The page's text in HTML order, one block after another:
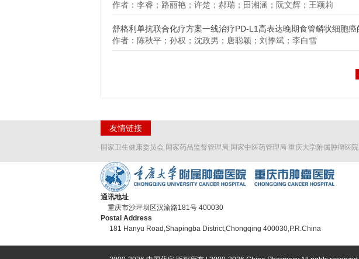
作者：李睿；路丽艳；许楚；郝瑞；田湘涵；阮文辉；王颖莉
舒格利单抗联合化疗方案一线治疗PD-L1高表达晚期食管鳞状细胞
作者：陈秋平；孙权；沈政男；唐聪颖；刘悸斌；李白雪
友情链接
国家卫生健康委员会 国家药品监督管理局 国家中医药管理局 重庆大学附属肿瘤医院
通讯地址
重庆市沙坪坝区汉渝路181号 400030
Postal Address
181 Hanyu Road,Shapingba District,Chongqing 400030,P.R.China